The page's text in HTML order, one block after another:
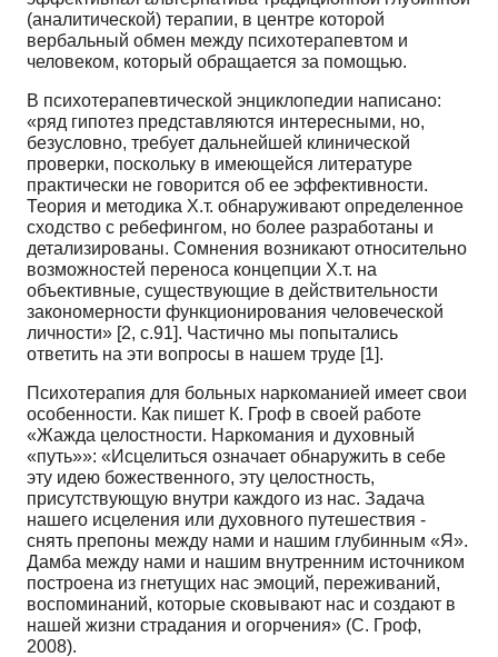
(аналитической) терапии, в центре которой
вербальный обмен между психотерапевтом и
человеком, который обращается за помощью.
В психотерапевтической энциклопедии написано:
«ряд гипотез представляются интересными, но,
безусловно, требует дальнейшей клинической
проверки, поскольку в имеющейся литературе
практически не говорится об ее эффективности.
Теория и методика Х.т. обнаруживают определенное
сходство с ребефингом, но более разработаны и
детализированы. Сомнения возникают относительно
возможностей переноса концепции Х.т. на
объективные, существующие в действительности
закономерности функционирования человеческой
личности» [2, с.91]. Частично мы попытались
ответить на эти вопросы в нашем труде [1].
Психотерапия для больных наркоманией имеет свои
особенности. Как пишет К. Гроф в своей работе
«Жажда целостности. Наркомания и духовный
«путь»»: «Исцелиться означает обнаружить в себе
эту идею божественного, эту целостность,
присутствующую внутри каждого из нас. Задача
нашего исцеления или духовного путешествия -
снять препоны между нами и нашим глубинным «Я».
Дамба между нами и нашим внутренним источником
построена из гнетущих нас эмоций, переживаний,
воспоминаний, которые сковывают нас и создают в
нашей жизни страдания и огорчения» (С. Гроф,
2008).